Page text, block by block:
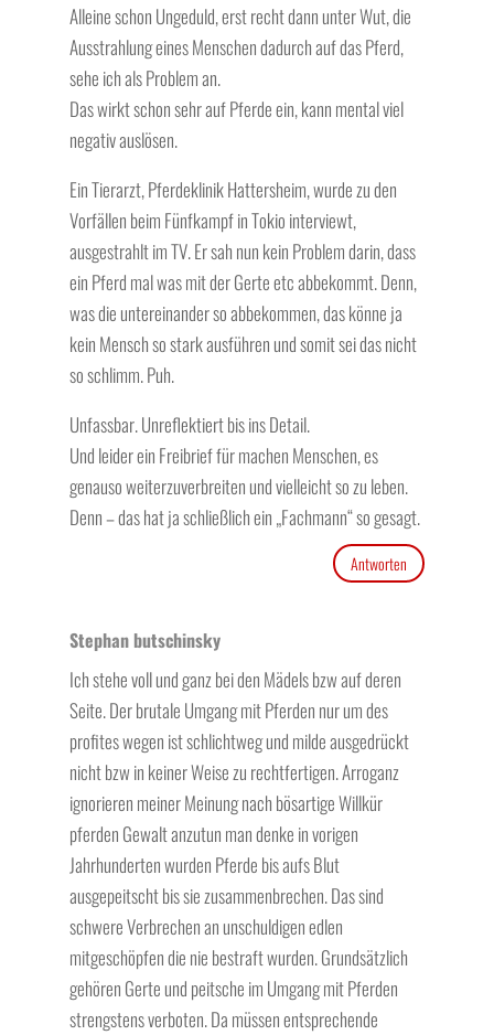
Alleine schon Ungeduld, erst recht dann unter Wut, die
Ausstrahlung eines Menschen dadurch auf das Pferd,
sehe ich als Problem an.
Das wirkt schon sehr auf Pferde ein, kann mental viel
negativ auslösen.
Ein Tierarzt, Pferdeklinik Hattersheim, wurde zu den
Vorfällen beim Fünfkampf in Tokio interviewt,
ausgestrahlt im TV. Er sah nun kein Problem darin, dass
ein Pferd mal was mit der Gerte etc abbekommt. Denn,
was die untereinander so abbekommen, das könne ja
kein Mensch so stark ausführen und somit sei das nicht
so schlimm. Puh.
Unfassbar. Unreflektiert bis ins Detail.
Und leider ein Freibrief für machen Menschen, es
genauso weiterzuverbreiten und vielleicht so zu leben.
Denn – das hat ja schließlich ein „Fachmann“ so gesagt.
Antworten
Stephan butschinsky
Ich stehe voll und ganz bei den Mädels bzw auf deren
Seite. Der brutale Umgang mit Pferden nur um des
profites wegen ist schlichtweg und milde ausgedrückt
nicht bzw in keiner Weise zu rechtfertigen. Arroganz
ignorieren meiner Meinung nach bösartige Willkür
pferden Gewalt anzutun man denke in vorigen
Jahrhunderten wurden Pferde bis aufs Blut
ausgepeitscht bis sie zusammenbrechen. Das sind
schwere Verbrechen an unschuldigen edlen
mitgeschöpfen die nie bestraft wurden. Grundsätzlich
gehören Gerte und peitsche im Umgang mit Pferden
strengstens verboten. Da müssen entsprechende